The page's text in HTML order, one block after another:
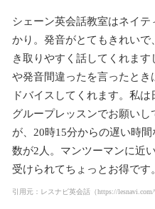
シェーン英会話教室はネイテ
かり。発音がとてもきれいで
き取りやすく話してくれます
や発音間違ったを言ったとき
ドバイスしてくれます。私は
グループレッスンでお願いし
が、20時15分からの遅い時間
数が2人。マンツーマンに近
受けられてちょっとお得です
引用元：レスナビ英会話（https://lesnavi.com/